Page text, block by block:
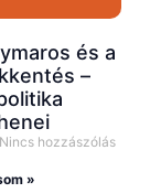
és a
–
Nincs hozzászólás
»